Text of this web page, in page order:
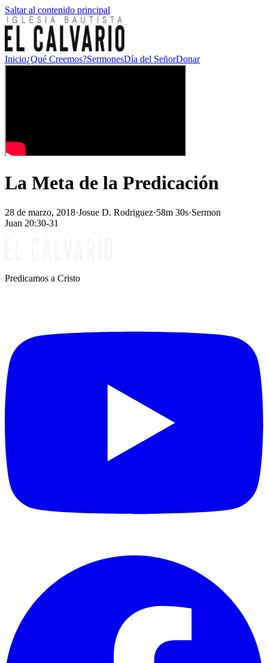
Saltar al contenido principal
Inicio¿Qué Creemos?SermonesDía del SeñorDonar
La Meta de la Predicación
28 de marzo, 2018·Josue D. Rodriguez·58m 30s·Sermon
Juan 20:30-31
Predicamos a Cristo